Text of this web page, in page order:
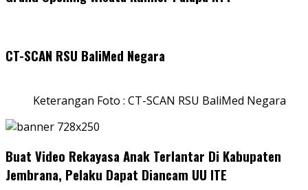
CT-SCAN RSU BaliMed Negara
Keterangan Foto : CT-SCAN RSU BaliMed Negara
Buat Video Rekayasa Anak Terlantar Di Kabupaten
Jembrana, Pelaku Dapat Diancam UU ITE